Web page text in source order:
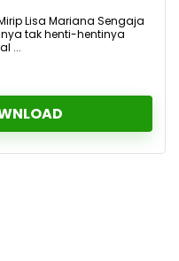
Lisa Mariana Sengaja
tak henti-hentinya
...